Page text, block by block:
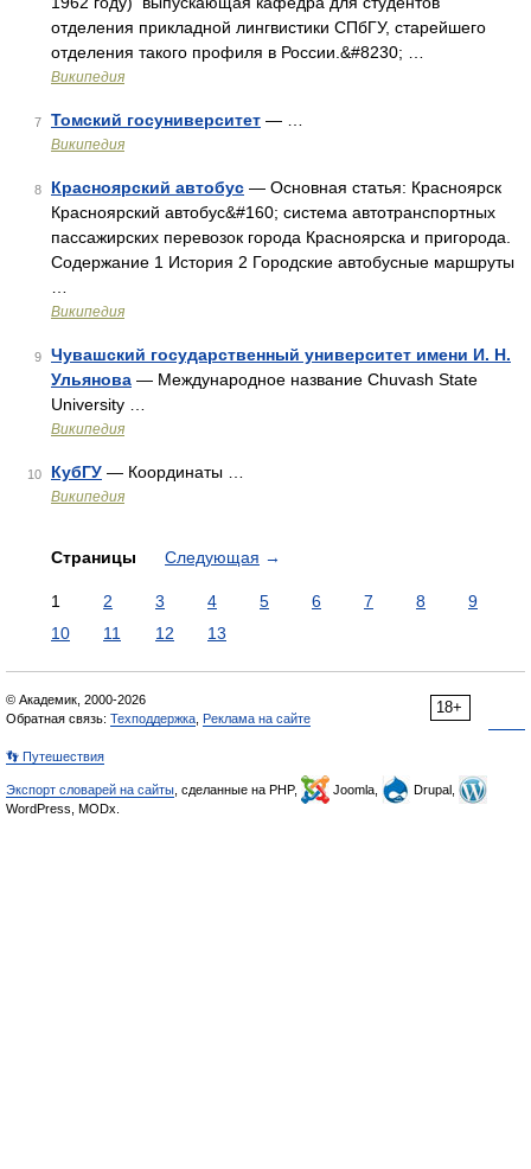
отделения прикладной лингвистики СПбГУ, старейшего
отделения такого профиля в России.&#8230; …
Википедия
7 Томский госуниверситет — …
Википедия
8 Красноярский автобус — Основная статья: Красноярск
Красноярский автобус&#160; система автотранспортных
пассажирских перевозок города Красноярска и пригорода.
Содержание 1 История 2 Городские автобусные маршруты
Википедия
9
Чувашский государственный университет имени И. Н.
Ульянова — Международное название Chuvash State
University …
Википедия
10 КубГУ — Координаты …
Википедия
Страницы Следующая →
1 2 3 4 5 6 7 8
9
10
11 12 13
18+
© Академик, 2000-2026
Обратная связь: Техподдержка Реклама на сайте
👣 Путешествия
Экспорт словарей на сайты , сделанные на PHP, Joomla,
Drupal,
WordPress, MODx.